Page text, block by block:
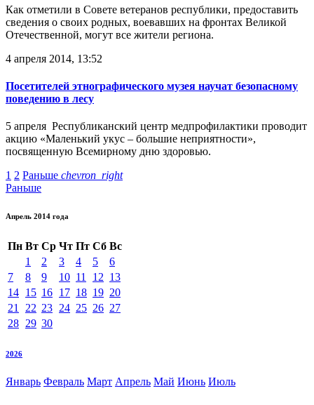
Как отметили в Совете ветеранов республики, предоставить
сведения о своих родных, воевавших на фронтах Великой
Отечественной, могут все жители региона.
4 апреля 2014, 13:52
Посетителей этнографического музея научат безопасному
поведению в лесу
5 апреля Республиканский центр медпрофилактики проводит
акцию «Маленький укус – большие неприятности»,
посвященную Всемирному дню здоровью.
1 2 Раньше chevron_right
Раньше
Апрель 2014 года
Пн Вт Ср Чт Пт Сб Вс
1
2 3 4 5
6
7
8 9 10 11 12 13
14 15 16 17 18 19 20
21
22 23 24 25 26 27
28 29 30
2026
Январь Февраль Март Апрель Май Июнь Июль